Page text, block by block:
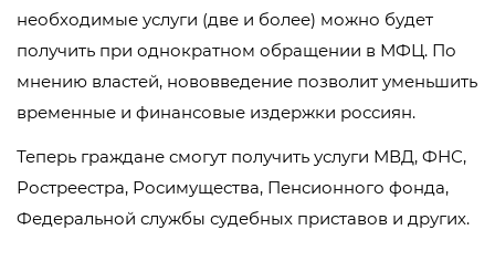
необходимые услуги (две и более) можно будет
получить при однократном обращении в МФЦ. По
мнению властей, нововведение позволит уменьшить
временные и финансовые издержки россиян.
Теперь граждане смогут получить услуги МВД, ФНС,
Ростреестра, Росимущества, Пенсионного фонда,
Федеральной службы судебных приставов и других.